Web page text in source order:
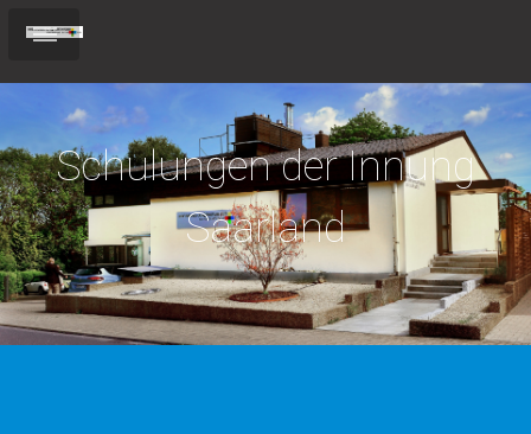
Schulungen der Innung
Saarland